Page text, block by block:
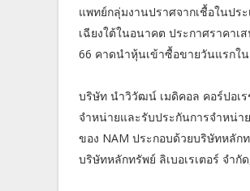
แพทย์กลุ่มงานปราศจากเชื้อในปร
เฉียงใต้ในอนาคต ประกาศราคา
66 คาดนำหุ้นเข้าซื้อขายวันแรกใ
บริษัท นำวิวัฒน์ เมดิคอล คอร์ปอเ
จำหน่ายและรับประกันการจำหน่า
ของ NAM ประกอบด้วยบริษัทหลัก
บริษัทหลักทรัพย์ ลิเบอเรเตอร์ จำ